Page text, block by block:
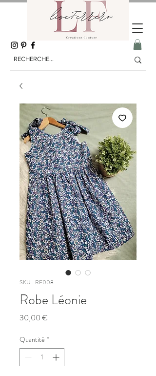
SKU : RF008
Robe Léonie
30,00 €
Quantité *